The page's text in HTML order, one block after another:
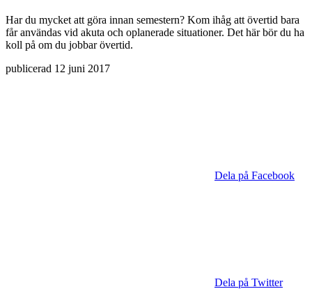
Har du mycket att göra innan semestern? Kom ihåg att övertid bara
får användas vid akuta och oplanerade situationer. Det här bör du ha
koll på om du jobbar övertid.
publicerad 12 juni 2017
Dela på Facebook
Dela på Twitter